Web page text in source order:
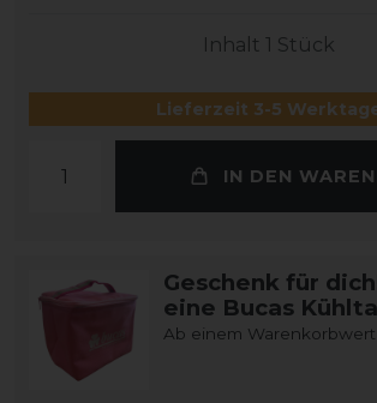
Inhalt 1 Stück
Lieferzeit 3-5
IN DEN
Geschenk für
eine Bucas
Ab einem